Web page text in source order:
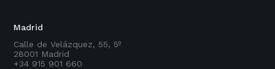
Madrid
Calle de Velázquez, 55, 5º
28001 Madrid
+34 915 901 660